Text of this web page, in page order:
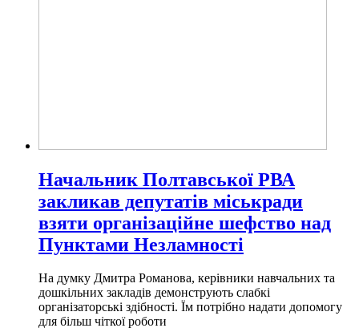
Начальник Полтавської РВА
закликав депутатів міськради
взяти організаційне шефство над
Пунктами Незламності
На думку Дмитра Романова, керівники навчальних та
дошкільних закладів демонструють слабкі
організаторські здібності. Їм потрібно надати допомогу
для більш чіткої роботи